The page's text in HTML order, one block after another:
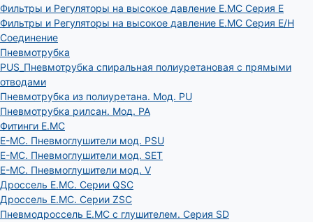
Фильтры и Регуляторы на высокое давление E.MC Серия E
Фильтры и Регуляторы на высокое давление E.MC Серия E/H
Соединение
Пневмотрубка
PUS_Пневмотрубка спиральная полиуретановая с прямыми
отводами
Пневмотрубка из полиуретана. Мод. РU
Пневмотрубка рилсан. Мод. PA
Фитинги E.MC
E-MC. Пневмоглушители мод. PSU
E-MC. Пневмоглушители мод. SET
E-MC. Пневмоглушители мод. V
Дроссель E.MC. Серии QSC
Дроссель E.MC. Серии ZSC
Пневмодроссель E.MC с глушителем. Серия SD